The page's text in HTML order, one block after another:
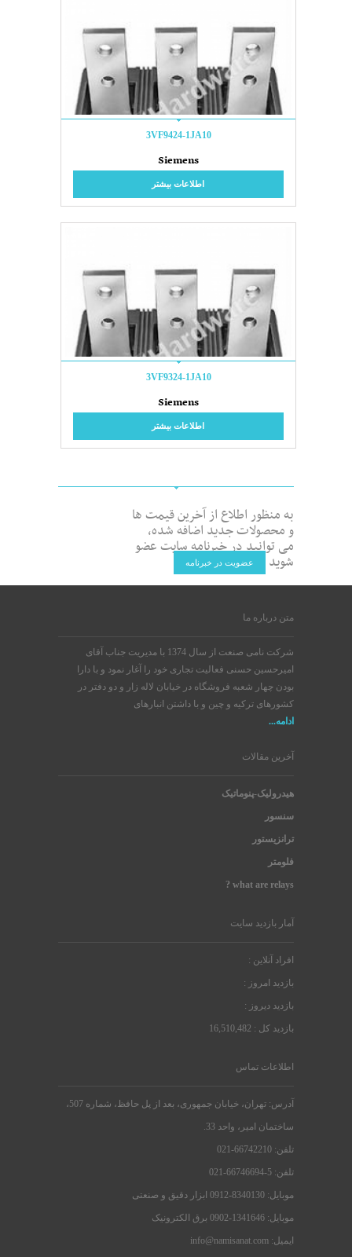
3VF9424-1JA10
Siemens
اطلاعات بیشتر
3VF9324-1JA10
Siemens
اطلاعات بیشتر
به منظور اطلاع از آخرین قیمت ها
و محصولات جدید اضافه شده،
می توانید در خبرنامه سایت عضو
شوید عضویت در خبرنامه
متن درباره ما
شرکت نامی صنعت از سال 1374 با مدیریت جناب آقای
امیرحسین حسنی فعالیت تجاری خود را آغار نمود و با دارا
بودن چهار شعبه فروشگاه در خیابان لاله زار و دو دفتر در
کشورهای ترکیه و چین و با داشتن انبارهای
ادامه...
آخرین مقالات
هیدرولیک-پنوماتیک
سنسور
ترانزیستور
فلومتر
what are relays ?
آمار بازدید سایت
افراد آنلاین :
بازدید امروز :
بازدید دیروز :
بازدید کل : 16,510,482
اطلاعات تماس
آدرس: تهران، خیابان جمهوری، بعد از پل حافظ، شماره 507،
ساختمان امیر، واحد 33.
تلفن: 66742210-021
تلفن: 5-66746694-021
موبایل: 8340130-0912 ابزار دقیق و صنعتی
موبایل: 1341646-0902 برق الکترونیک
ایمیل: info@namisanat.com